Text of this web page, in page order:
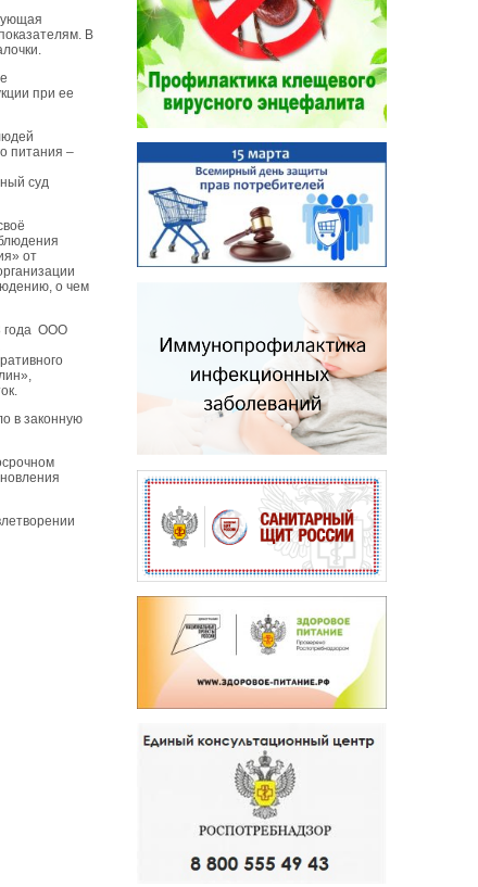
В
при ее
питания –
суд
от
о чем
года ООО
в законную